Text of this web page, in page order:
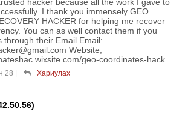
hacker because all the work I gave to
I thank you immensely GEO
HACKER for helping me recover
You can as well contact them if you
through their Email Email:
Website;
geo-coordinates-hack
28 Хариулах